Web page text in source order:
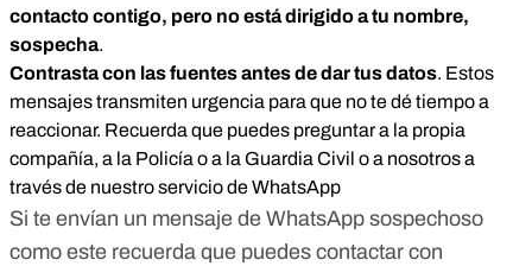
contacto contigo, pero no está dirigido a tu nombre,
sospecha.
Contrasta con las fuentes antes de dar tus datos. Estos
mensajes transmiten urgencia para que no te dé tiempo a
reaccionar. Recuerda que puedes preguntar a la propia
compañía, a la Policía o a la Guardia Civil o a nosotros a
través de nuestro servicio de WhatsApp
Si te envían un mensaje de WhatsApp sospechoso
como este recuerda que puedes contactar con